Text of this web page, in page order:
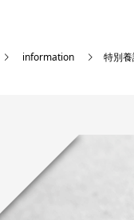
information 特別